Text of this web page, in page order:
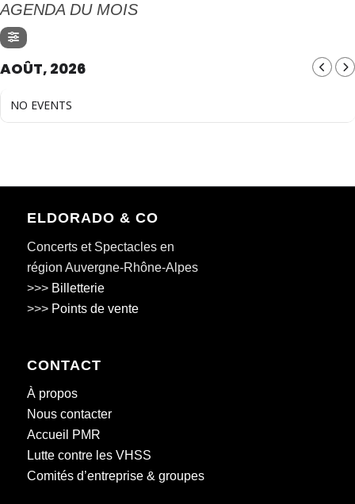
AGENDA DU MOIS
AOÛT, 2026
NO EVENTS
ELDORADO & CO
Concerts et Spectacles en
région Auvergne-Rhône-Alpes
>>> Billetterie
>>> Points de vente
CONTACT
À propos
Nous contacter
Accueil PMR
Lutte contre les VHSS
Comités d’entreprise & groupes